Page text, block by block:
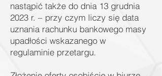
nastąpić także do dnia 13 grudnia
2023 r. – przy czym liczy się data
uznania rachunku bankowego masy
upadłości wskazanego w
regulaminie przetargu.